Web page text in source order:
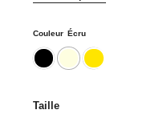
Couleur Écru
noir ecru ocre
Taille